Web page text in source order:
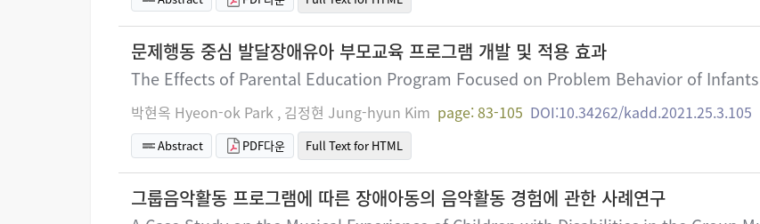
문제행동 중심 발달장애유아 부모교육 프로그램 개발 및 적용 효과
The Effects of Parental Education Program Focused on Problem Behavior of
박현옥 Hyeon-ok Park , 김정현 Jung-hyun Kim page: 83-105 DOI:10.34262/kadd.2021.25.3.105
Abstract PDF다운 Full Text for HTML
그룹음악활동 프로그램에 따른 장애아동의 음악활동 경험에 관한 사례연구